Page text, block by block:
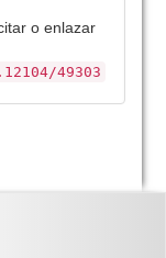
o enlazar
49303